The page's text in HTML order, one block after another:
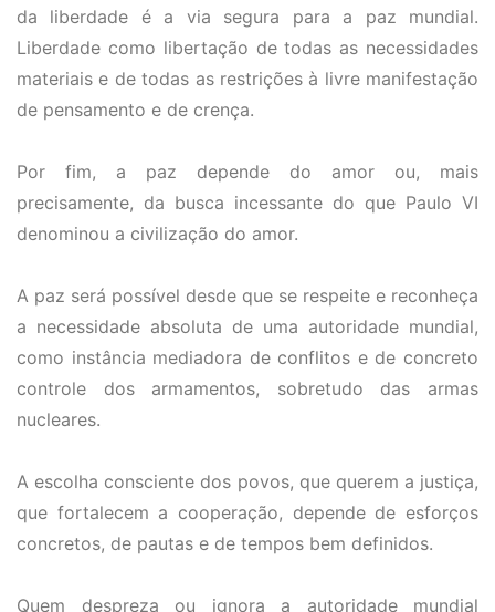
da liberdade é a via segura para a paz mundial.
Liberdade como libertação de todas as necessidades
materiais e de todas as restrições à livre manifestação
de pensamento e de crença.
Por fim, a paz depende do amor ou, mais
precisamente, da busca incessante do que Paulo VI
denominou a civilização do amor.
A paz será possível desde que se respeite e reconheça
a necessidade absoluta de uma autoridade mundial,
como instância mediadora de conflitos e de concreto
controle dos armamentos, sobretudo das armas
nucleares.
A escolha consciente dos povos, que querem a justiça,
que fortalecem a cooperação, depende de esforços
concretos, de pautas e de tempos bem definidos.
Quem despreza ou ignora a autoridade mundial